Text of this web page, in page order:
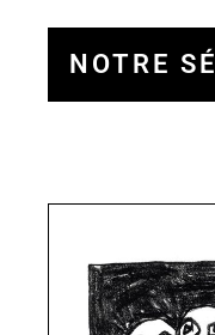
NOTRE